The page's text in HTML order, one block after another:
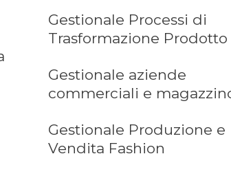
Gestionale Processi di
Trasformazione Prodotto
Gestionale aziende
commerciali e
Gestionale Produzione e
Vendita Fashion